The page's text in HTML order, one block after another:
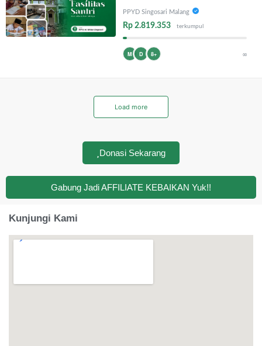
PPYD Singosari Malang
Rp 2.819.353 terkumpul
M D 8+ ∞
Load more
Donasi Sekarang
Gabung Jadi AFFILIATE KEBAIKAN Yuk!!
Kunjungi Kami